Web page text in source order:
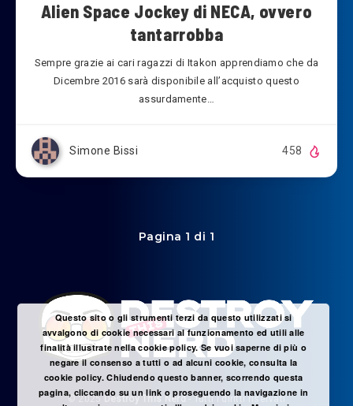
Alien Space Jockey di NECA, ovvero
tantarrobba
Sempre grazie ai cari ragazzi di Itakon apprendiamo che da
Dicembre 2016 sarà disponibile all’acquisto questo
assurdamente…
Simone Bissi 458
Pagina 1 di 1
© 2025 Destroy This Nerd- Tutti i diritti riservati
Questo sito o gli strumenti terzi da questo utilizzati si
avvalgono di cookie necessari al funzionamento ed utili alle
finalità illustrate nella cookie policy. Se vuoi saperne di più o
negare il consenso a tutti o ad alcuni cookie, consulta la
cookie policy. Chiudendo questo banner, scorrendo questa
pagina, cliccando su un link o proseguendo la navigazione in